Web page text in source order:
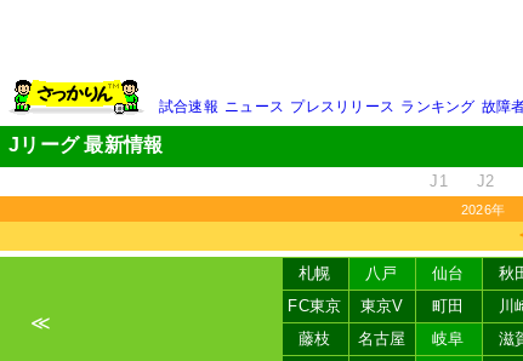
試合速報 ニュース プレスリリース ランキング 故障
Jリーグ 最新情報
J1 J2
2026年
≪
札幌 八戸 仙台 秋
FC東京
東京V 町田 川
藤枝
名古屋 岐阜 滋